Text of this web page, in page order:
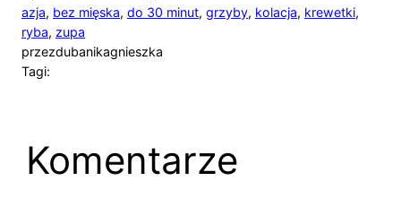
azja, bez mięska, do 30 minut, grzyby, kolacja, krewetki
ryba, zupa
przezdubanikagnieszka
Tagi:
Komentarze